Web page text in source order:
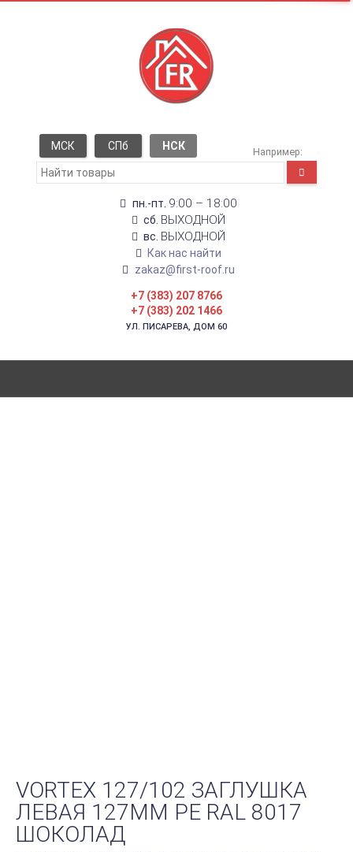
МСК СПб НСК Например:
пн.-пт. 9:00 – 18:00
сб. ВЫХОДНОЙ
вс. ВЫХОДНОЙ
Как нас найти
zakaz@first-roof.ru
+7 (383) 207 8766
+7 (383) 202 1466
УЛ. ПИСАРЕВА, ДОМ 60
VORTEX 127/102 ЗАГЛУШКА
ЛЕВАЯ 127ММ PE RAL 8017
ШОКОЛАД